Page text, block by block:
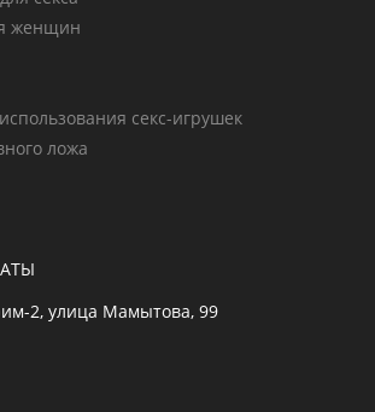
женщин
секс-игрушек
ложа
2, улица Мамытова, 99